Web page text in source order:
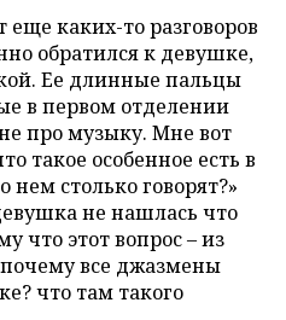
еще каких-то разговоров
обратился к девушке,
Ее длинные пальцы
в первом отделении
про музыку. Мне вот
такое особенное есть в
нем столько говорят?»
не нашлась что
что этот вопрос – из
все джазмены
что там такого